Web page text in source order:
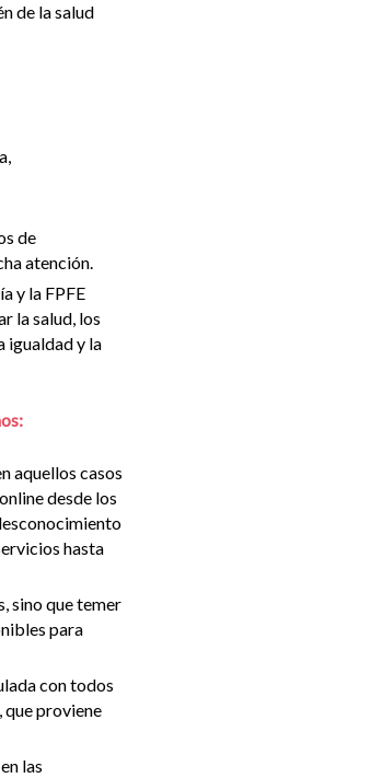
de la salud
de
atención.
y la FPFE
la salud, los
igualdad y la
aquellos casos
desde los
hasta
sino que temer
para
con todos
que proviene
las